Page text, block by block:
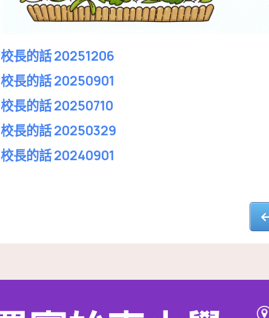
校長的話 20251206
校長的話 20250901
校長的話 20250710
校長的話 20250329
校長的話 20240901